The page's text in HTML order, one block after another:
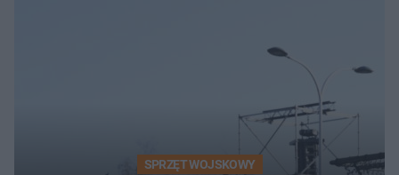
SPRZĘT WOJSKOWY